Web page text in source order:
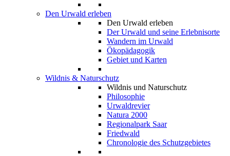
Den Urwald erleben
Den Urwald erleben
Der Urwald und seine Erlebnisorte
Wandern im Urwald
Ökopädagogik
Gebiet und Karten
Wildnis & Naturschutz
Wildnis und Naturschutz
Philosophie
Urwaldrevier
Natura 2000
Regionalpark Saar
Friedwald
Chronologie des Schutzgebietes